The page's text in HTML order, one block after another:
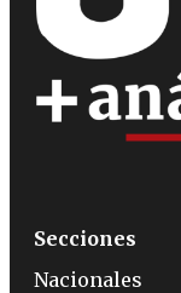
Secciones
Nacionales